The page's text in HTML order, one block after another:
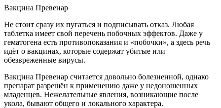
Вакцина Превенар
Не стоит сразу их пугаться и подписывать отказ. Любая
таблетка имеет свой перечень побочных эффектов. Даже у
гематогена есть противопоказания и «побочки», а здесь речь
идёт о вакцинах, которые содержат убитые или
обезвреженные вирусы.
Вакцина Превенар считается довольно болезненной, однако
препарат разрешён к применению даже у недоношенных
младенцев. Нежелательные явления, возникающие после
укола, бывают общего и локального характера.